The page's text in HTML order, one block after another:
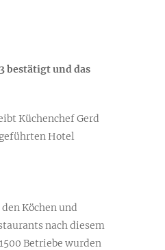
bestätigt und das
Küchenchef Gerd
Hotel
Köchen und
nach diesem
Betriebe wurden